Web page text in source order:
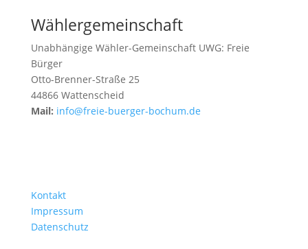
Wählergemeinschaft
Unabhängige Wähler-Gemeinschaft UWG: Freie
Bürger
Otto-Brenner-Straße 25
44866 Wattenscheid
Mail: info@freie-buerger-bochum.de
Kontakt
Impressum
Datenschutz